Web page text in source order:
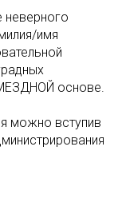
неверного
имя
основе.
можно вступив